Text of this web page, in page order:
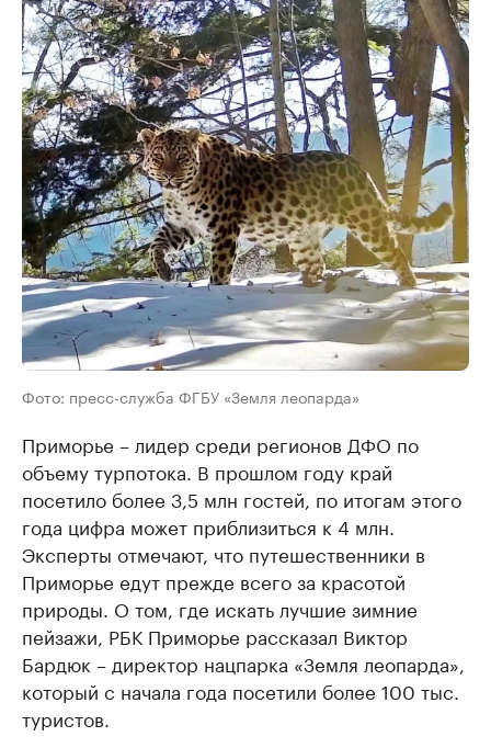
Фото: пресс-служба ФГБУ «Земля леопарда»
Приморье – лидер среди регионов ДФО по
объему турпотока. В прошлом году край
посетило более 3,5 млн гостей, по итогам этого
года цифра может приблизиться к 4 млн.
Эксперты отмечают, что путешественники в
Приморье едут прежде всего за красотой
природы. О том, где искать лучшие зимние
пейзажи, РБК Приморье рассказал Виктор
Бардюк – директор нацпарка «Земля леопарда»,
который с начала года посетили более 100 тыс.
туристов.